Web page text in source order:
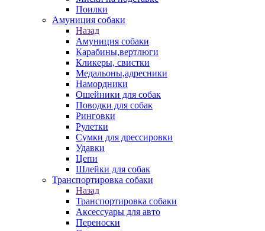
Поилки
Амуниция собаки
Назад
Амуниция собаки
Карабины,вертлюги
Кликеры, свистки
Медальоны,адресники
Намордники
Ошейники для собак
Поводки для собак
Ринговки
Рулетки
Сумки для дрессировки
Удавки
Цепи
Шлейки для собак
Транспортировка собаки
Назад
Транспортировка собаки
Аксессуары для авто
Переноски